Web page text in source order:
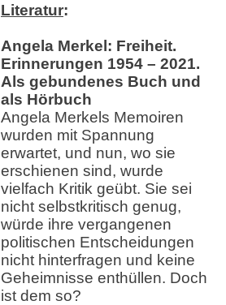
Literatur:
Angela Merkel: Freiheit.
Erinnerungen 1954 – 2021.
Als gebundenes Buch und
als Hörbuch
Angela Merkels Memoiren
wurden mit Spannung
erwartet, und nun, wo sie
erschienen sind, wurde
vielfach Kritik geübt. Sie sei
nicht selbstkritisch genug,
würde ihre vergangenen
politischen Entscheidungen
nicht hinterfragen und keine
Geheimnisse enthüllen. Doch
ist dem so?